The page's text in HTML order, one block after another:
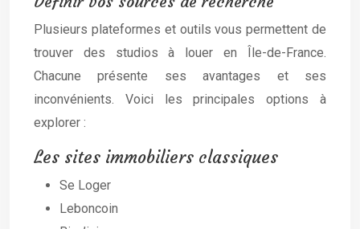
Plusieurs plateformes et outils vous permettent de
trouver des studios à louer en Île-de-France.
Chacune présente ses avantages et ses
inconvénients. Voici les principales options à
explorer :
Les sites immobiliers classiques
Se Loger
Leboncoin